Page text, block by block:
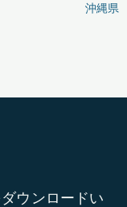
沖縄県
ウンロードい